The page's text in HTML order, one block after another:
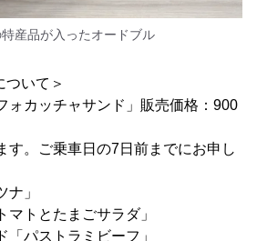
産品が入ったオードブル
ついて＞
ォカッチャサンド」販売価格：900
。ご乗車日の7日前までにお申し
ナ」
マトとたまごサラダ」
「パストラミビーフ」